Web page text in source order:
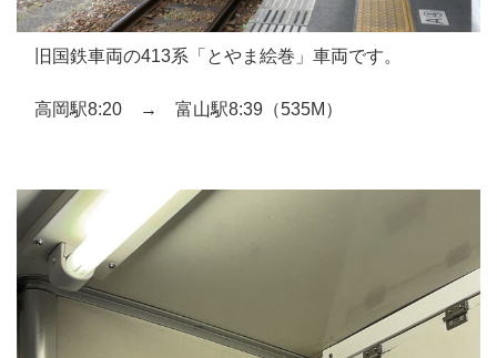
旧国鉄車両の413系「とやま絵巻」車両です。
高岡駅8:20 → 富山駅8:39（535M）